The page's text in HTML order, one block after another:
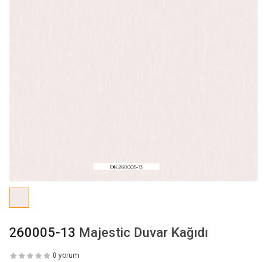
260005-13 Majestic Duvar Kağıdı
0 yorum